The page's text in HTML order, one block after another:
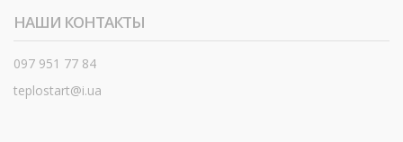
НАШИ КОНТАКТЫ
097 951 77 84
teplostart@i.ua